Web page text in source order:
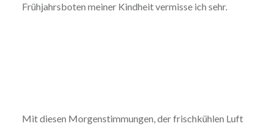
Frühjahrsboten meiner Kindheit vermisse ich sehr.
Mit diesen Morgenstimmungen, der frischkühlen Luft